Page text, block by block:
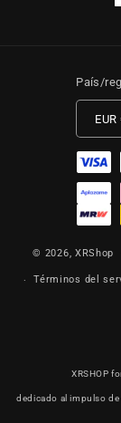
País/
© 2026, XRShop
Términos del
XRSHOP
dedicado al impulso